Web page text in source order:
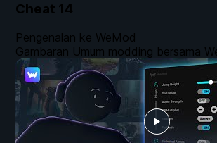
Cheat 14
Pengenalan ke WeMod
Gambaran Umum modding bersama